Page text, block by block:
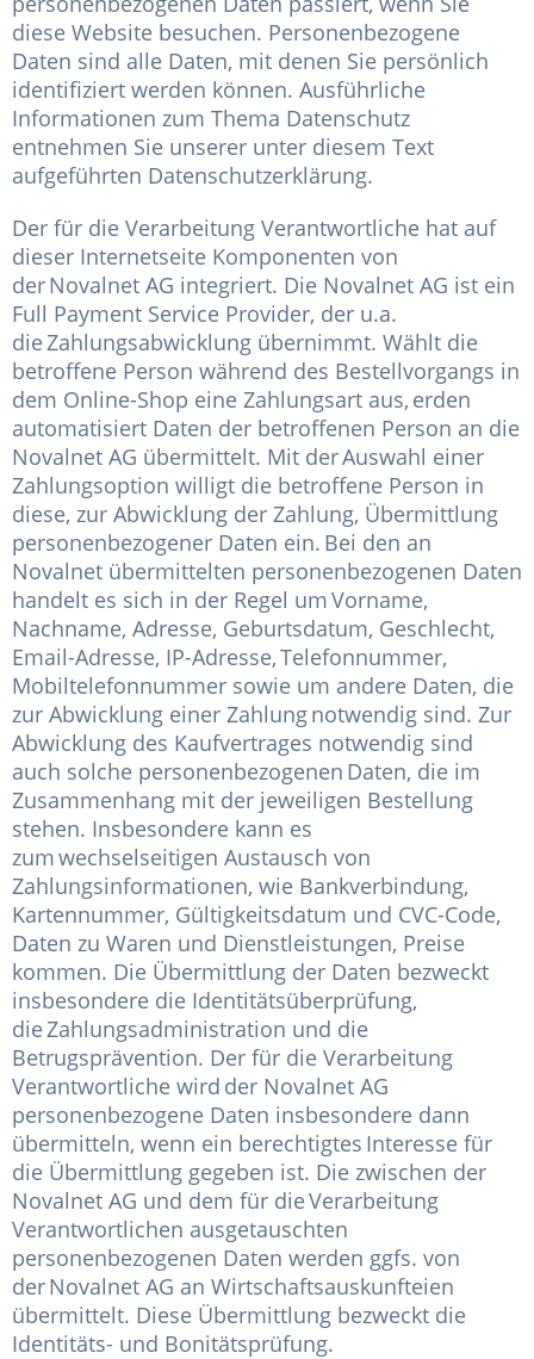
diese Website besuchen. Personenbezogene
Daten sind alle Daten, mit denen Sie persönlich
identifiziert werden können. Ausführliche
Informationen zum Thema Datenschutz
entnehmen Sie unserer unter diesem Text
aufgeführten Datenschutzerklärung.
Der für die Verarbeitung Verantwortliche hat auf
dieser Internetseite Komponenten von
der Novalnet AG integriert. Die Novalnet AG ist ein
Full Payment Service Provider, der u.a.
die Zahlungsabwicklung übernimmt. Wählt die
betroffene Person während des Bestellvorgangs in
dem Online-Shop eine Zahlungsart aus, erden
automatisiert Daten der betroffenen Person an die
Novalnet AG übermittelt. Mit der Auswahl einer
Zahlungsoption willigt die betroffene Person in
diese, zur Abwicklung der Zahlung, Übermittlung
personenbezogener Daten ein. Bei den an
Novalnet übermittelten personenbezogenen Daten
handelt es sich in der Regel um Vorname,
Nachname, Adresse, Geburtsdatum, Geschlecht,
Email-Adresse, IP-Adresse, Telefonnummer,
Mobiltelefonnummer sowie um andere Daten, die
zur Abwicklung einer Zahlung notwendig sind. Zur
Abwicklung des Kaufvertrages notwendig sind
auch solche personenbezogenen Daten, die im
Zusammenhang mit der jeweiligen Bestellung
stehen. Insbesondere kann es
zum wechselseitigen Austausch von
Zahlungsinformationen, wie Bankverbindung,
Kartennummer, Gültigkeitsdatum und CVC-Code,
Daten zu Waren und Dienstleistungen, Preise
kommen. Die Übermittlung der Daten bezweckt
insbesondere die Identitätsüberprüfung,
die Zahlungsadministration und die
Betrugsprävention. Der für die Verarbeitung
Verantwortliche wird der Novalnet AG
personenbezogene Daten insbesondere dann
übermitteln, wenn ein berechtigtes Interesse für
die Übermittlung gegeben ist. Die zwischen der
Novalnet AG und dem für die Verarbeitung
Verantwortlichen ausgetauschten
personenbezogenen Daten werden ggfs. von
der Novalnet AG an Wirtschaftsauskunfteien
übermittelt. Diese Übermittlung bezweckt die
Identitäts- und Bonitätsprüfung.